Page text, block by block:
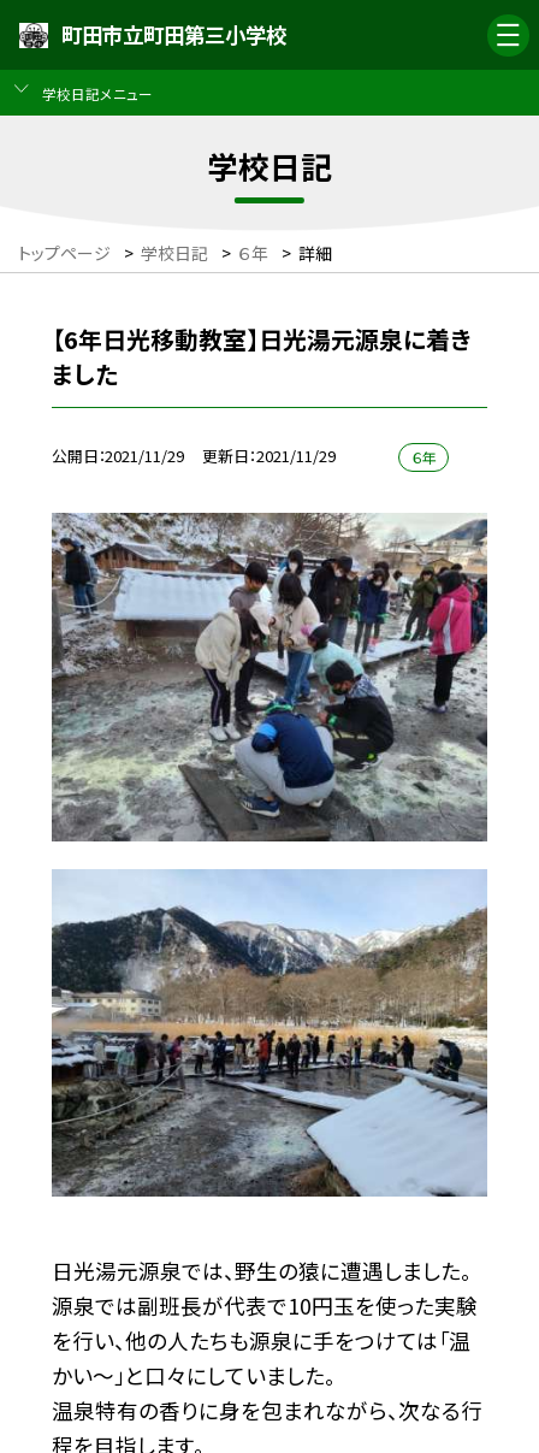
町田市立町田第三小学校
学校日記メニュー
学校日記
トップページ > 学校日記 > ６年 > 詳細
【6年日光移動教室】日光湯元源泉に着き
ました
公開日 2021/11/29 更新日 2021/11/29 ６年
日光湯元源泉では、野生の猿に遭遇しました。
源泉では副班長が代表で10円玉を使った実験
を行い、他の人たちも源泉に手をつけては「温
かい〜」と口々にしていました。
温泉特有の香りに身を包まれながら、次なる行
程を目指します。